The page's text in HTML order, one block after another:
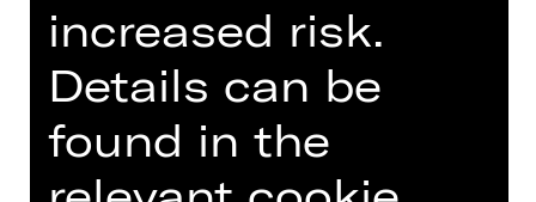
Akademie der Künste, 2005 den Preis
der deutschen Kritik, 2009 und 2023
den Nestroy für Jelineks „Rechnitz
(Der Würgeengel)“, bzw. „Angabe der
Person“. Seine Schauspiel-
Inszenierungen wurden mehrfach
zum Berliner Theatertreffen
increased risk.
Details can be
found in the